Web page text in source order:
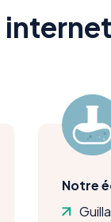
Notre